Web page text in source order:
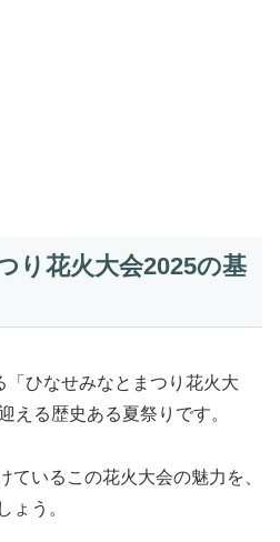
り花火大会2025の基
ひなせみなとまつり花火大
える歴史ある夏祭りです。
ているこの花火大会の魅力を、
ょう。